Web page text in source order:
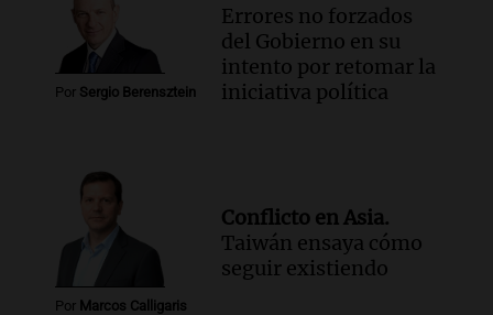
Por Sergio Berensztein
Errores no forzados
del Gobierno en su
intento por retomar la
iniciativa política
Por Marcos Calligaris
Conflicto en Asia.
Taiwán ensaya cómo
seguir existiendo